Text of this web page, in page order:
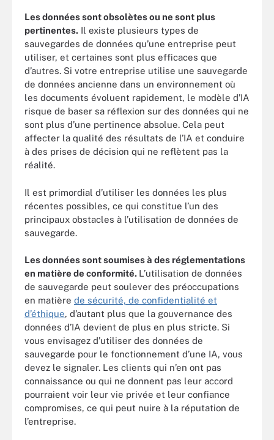
Les données sont obsolètes ou ne sont plus
pertinentes. Il existe plusieurs types de
sauvegardes de données qu’une entreprise peut
utiliser, et certaines sont plus efficaces que
d’autres. Si votre entreprise utilise une sauvegarde
de données ancienne dans un environnement où
les documents évoluent rapidement, le modèle d’IA
risque de baser sa réflexion sur des données qui ne
sont plus d’une pertinence absolue. Cela peut
affecter la qualité des résultats de l’IA et conduire
à des prises de décision qui ne reflètent pas la
réalité.
Il est primordial d’utiliser les données les plus
récentes possibles, ce qui constitue l’un des
principaux obstacles à l’utilisation de données de
sauvegarde.
Les données sont soumises à des réglementations
en matière de conformité. L’utilisation de données
de sauvegarde peut soulever des préoccupations
en matière de sécurité, de confidentialité et
d’éthique, d’autant plus que la gouvernance des
données d’IA devient de plus en plus stricte. Si
vous envisagez d’utiliser des données de
sauvegarde pour le fonctionnement d’une IA, vous
devez le signaler. Les clients qui n’en ont pas
connaissance ou qui ne donnent pas leur accord
pourraient voir leur vie privée et leur confiance
compromises, ce qui peut nuire à la réputation de
l’entreprise.